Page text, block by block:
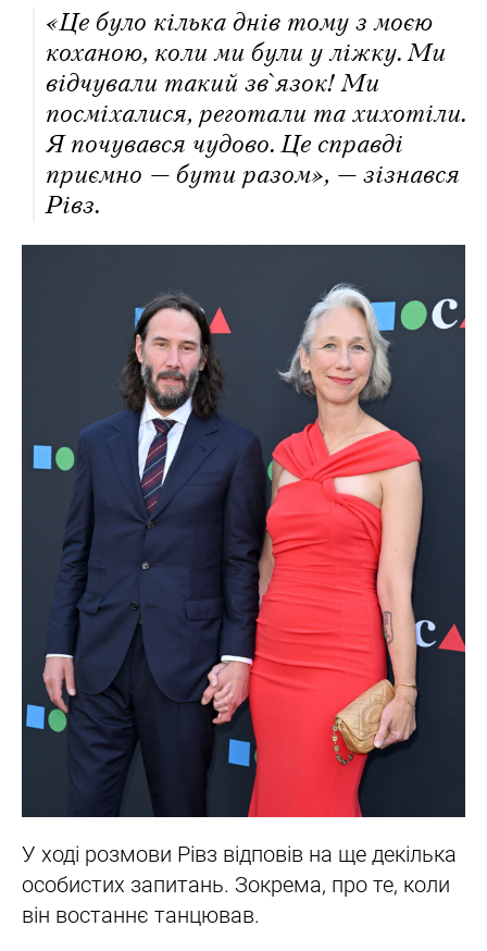
«Це було кілька днів тому з моєю
коханою, коли ми були у ліжку. Ми
відчували такий зв`язок! Ми
посміхалися, реготали та хихотіли.
Я почувався чудово. Це справді
приємно — бути разом», — зізнався
Рівз.
У ході розмови Рівз відповів на ще декілька
особистих запитань. Зокрема, про те, коли
він востаннє танцював.